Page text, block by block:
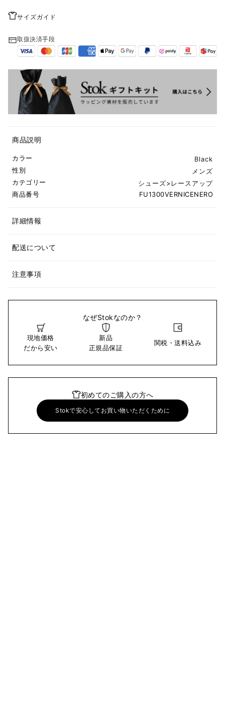
サイズガイド
取扱決済手段
商品説明
カラー
Black
性別
メンズ
カテゴリー
シューズ>レースアップ
商品番号
FU1300VERNICENERO
詳細情報
配送について
注意事項
なぜStokなのか？
現地価格
だから安い
新品
正規品保証
関税・送料込み
初めてのご購入の方へ
Stokで安心してお買い物いただくために